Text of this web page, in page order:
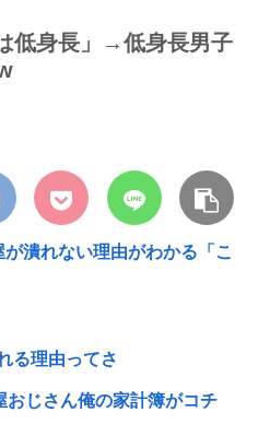
低身長」→低身長男子
潰れない理由がわかる「こ
る理由ってさ
おじさん俺の家計簿がコチ